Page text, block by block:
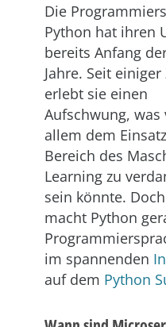
Die
Python hat ihren
bereits Anfang
Jahre. Seit einiger
erlebt sie einen
Aufschwung, was
allem dem
Bereich des
Learning zu
sein könnte.
macht Python
im spannenden
auf dem Python